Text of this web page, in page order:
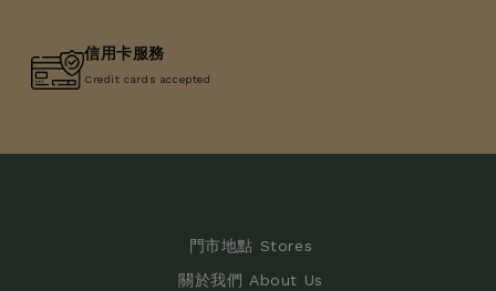
信用卡服務
Credit cards accepted
門市地點 Stores
關於我們 About Us